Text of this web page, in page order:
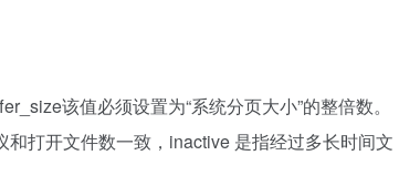
该值必须设置为“系统分页大小”的整倍数。
打开文件数一致，inactive 是指经过多长时间文